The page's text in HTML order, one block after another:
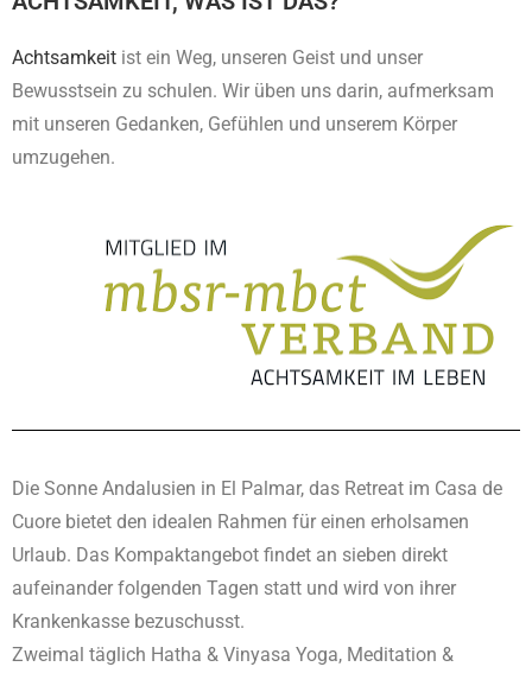
Achtsamkeit ist ein Weg, unseren Geist und unser
Bewusstsein zu schulen. Wir üben uns darin, aufmerksam
mit unseren Gedanken, Gefühlen und unserem Körper
umzugehen.
Die Sonne Andalusien in El Palmar, das Retreat im Casa de
Cuore bietet den idealen Rahmen für einen erholsamen
Urlaub. Das Kompaktangebot findet an sieben direkt
aufeinander folgenden Tagen statt und wird von ihrer
Krankenkasse bezuschusst.
Zweimal täglich Hatha & Vinyasa Yoga, Meditation &